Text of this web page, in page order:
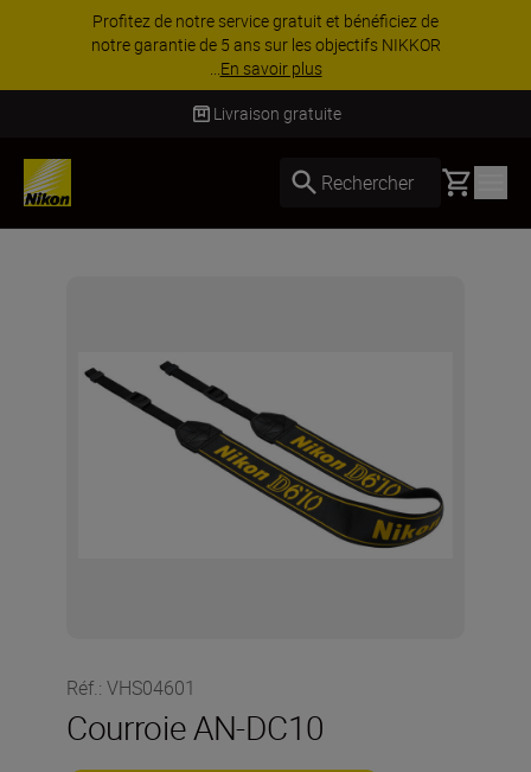
Profitez de notre service gratuit et bénéficiez de
notre garantie de 5 ans sur les objectifs NIKKOR
...En savoir plus
Livraison gratuite
Rechercher Basket
Réf.: VHS04601
Courroie AN-DC10